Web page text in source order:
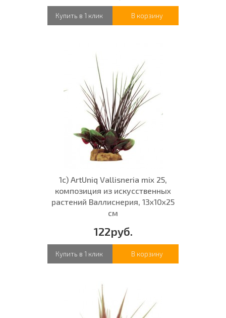
Купить в 1 клик В корзину
1с) ArtUniq Vallisneria mix 25,
композиция из искусственных
растений Валлиснерия, 13x10x25
см
122руб.
Купить в 1 клик В корзину